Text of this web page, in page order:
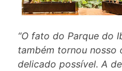
“O fato do Parque do
também tornou nosso
delicado possível. A